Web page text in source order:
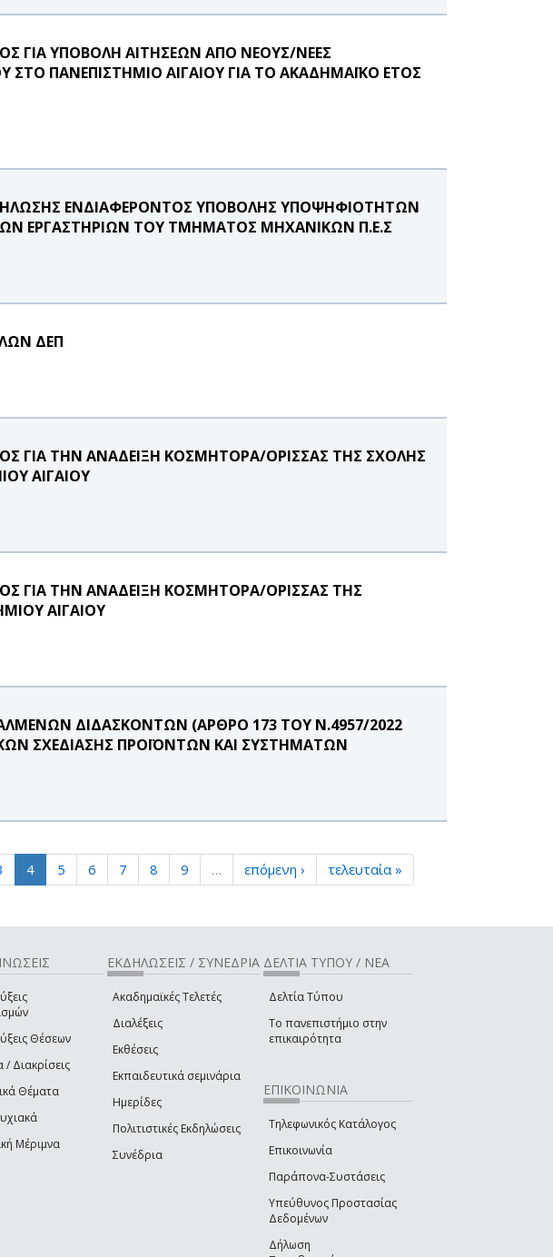
ΓΙΑ ΥΠΟΒΟΛΗ ΑΙΤΗΣΕΩΝ ΑΠΟ ΝΕΟΥΣ/ΝΕΕΣ
ΠΑΝΕΠΙΣΤΗΜΙΟ ΑΙΓΑΙΟΥ ΓΙΑ ΤΟ ΑΚΑΔΗΜΑΪΚΟ ΕΤΟΣ
ΕΝΔΙΑΦΕΡΟΝΤΟΣ ΥΠΟΒΟΛΗΣ ΥΠΟΨΗΦΙΟΤΗΤΩΝ
ΕΡΓΑΣΤΗΡΙΩΝ ΤΟΥ ΤΜΗΜΑΤΟΣ ΜΗΧΑΝΙΚΩΝ Π.Ε.Σ
ΔΕΠ
ΓΙΑ ΤΗΝ ΑΝΑΔΕΙΞΗ ΚΟΣΜΗΤΟΡΑ/ΟΡΙΣΣΑΣ ΤΗΣ ΣΧΟΛΗΣ
ΑΙΓΑΙΟΥ
ΓΙΑ ΤΗΝ ΑΝΑΔΕΙΞΗ ΚΟΣΜΗΤΟΡΑ/ΟΡΙΣΣΑΣ ΤΗΣ
ΑΙΓΑΙΟΥ
ΔΙΔΑΣΚΟΝΤΩΝ (ΑΡΘΡΟ 173 ΤΟΥ Ν.4957/2022
ΣΧΕΔΙΑΣΗΣ ΠΡΟΪΟΝΤΩΝ ΚΑΙ ΣΥΣΤΗΜΑΤΩΝ
4 5 6 7 8 9 … επόμενη › τελευταία »
Θέσεων
/ Διακρίσεις
Θέματα
Μέριμνα
ΕΚΔΗΛΩΣΕΙΣ / ΣΥΝΕΔΡΙΑ
Ακαδημαϊκές Τελετές
Διαλέξεις
Εκθέσεις
Εκπαιδευτικά σεμινάρια
Ημερίδες
Πολιτιστικές Εκδηλώσεις
Συνέδρια
ΔΕΛΤΙΑ ΤΥΠΟΥ / ΝΕΑ
Δελτία Τύπου
Το πανεπιστήμιο στην
επικαιρότητα
ΕΠΙΚΟΙΝΩΝΙΑ
Τηλεφωνικός Κατάλογος
Επικοινωνία
Παράπονα-Συστάσεις
Υπεύθυνος Προστασίας
Δεδομένων
Δήλωση